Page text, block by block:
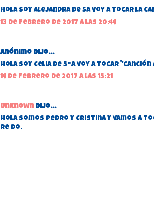
Hola soy Alejandra de 5A voy a tocar la
13 de febrero de 2017 a las 20:44
Anónimo dijo...
Hola soy Celia de 5ºA voy a tocar "canción
14 de febrero de 2017 a las 15:21
Unknown dijo...
Hola somos Pedro y Cristina y vamos a
Re Do.